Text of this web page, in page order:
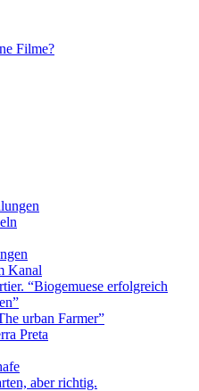
Filme?
Kanal
“Biogemuese erfolgreich
urban Farmer”
Preta
aber richtig.